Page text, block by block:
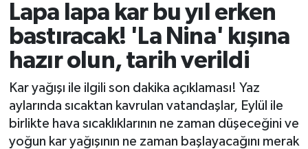
Lapa lapa kar bu yıl erken
bastıracak! 'La Nina' kışına
hazır olun, tarih verildi
Kar yağışı ile ilgili son dakika açıklaması! Yaz
aylarında sıcaktan kavrulan vatandaşlar, Eylül ile
birlikte hava sıcaklıklarının ne zaman düşeceğini ve
yoğun kar yağışının ne zaman başlayacağını merak